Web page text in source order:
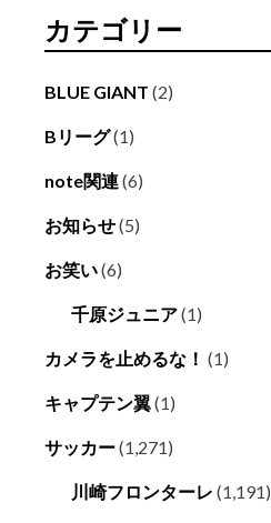
カテゴリー
BLUE GIANT (2)
Bリーグ(1)
note関連(6)
お知らせ(5)
お笑い(6)
千原ジュニア(1)
カメラを止めるな！ (1)
キャプテン翼 (1)
サッカー(1,271)
川崎フロンターレ (1,191)